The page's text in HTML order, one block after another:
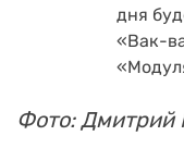
дня
«Вак-
Фото: Дмитрий